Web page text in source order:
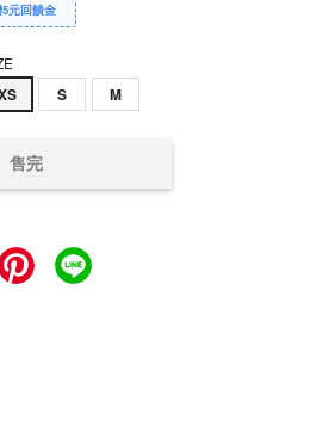
元回饋金
S M
售完